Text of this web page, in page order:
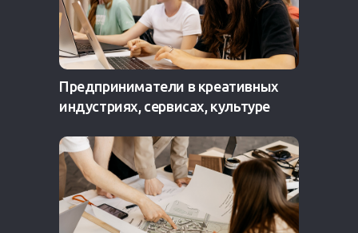
Предприниматели в креативных
индустриях, сервисах, культуре